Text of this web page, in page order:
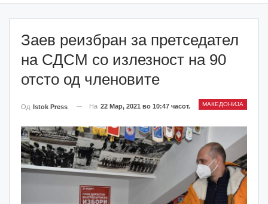
Заев реизбран за претседател
на СДСМ со излезност на 90
отсто од членовите
МАКЕДОНИЈА
Од Istok Press На 22 Мар, 2021 во 10:47 часот.